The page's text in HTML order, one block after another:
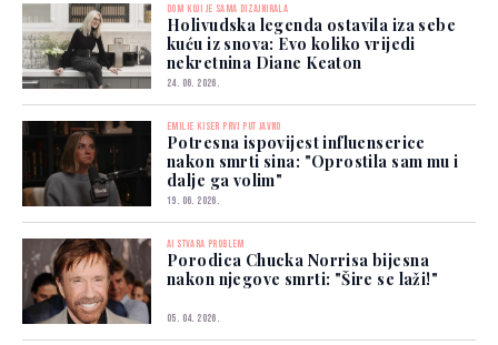
DOM KOJI JE SAMA DIZAJNIRALA
Holivudska legenda ostavila iza sebe
kuću iz snova: Evo koliko vrijedi
nekretnina Diane Keaton
24. 06. 2026.
EMILIE KISER PRVI PUT JAVNO
Potresna ispovijest influenserice
nakon smrti sina: "Oprostila sam mu i
dalje ga volim"
19. 06. 2026.
AI STVARA PROBLEM
Porodica Chucka Norrisa bijesna
nakon njegove smrti: "Šire se laži!"
05. 04. 2026.